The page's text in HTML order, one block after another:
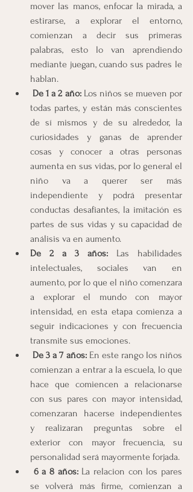
mover las manos, enfocar la mirada, a
estirarse, a explorar el entorno,
comienzan a decir sus primeras
palabras, esto lo van aprendiendo
mediante juegan, cuando sus padres le
hablan.
De 1 a 2 año: Los niños se mueven por
todas partes, y están más conscientes
de sí mismos y de su alrededor, la
curiosidades y ganas de aprender
cosas y conocer a otras personas
aumenta en sus vidas, por lo general el
niño va a querer ser más
independiente y podrá presentar
conductas desafiantes, la imitación es
partes de sus vidas y su capacidad de
análisis va en aumento.
De 2 a 3 años: Las habilidades
intelectuales, sociales van en
aumento, por lo que el niño comenzara
a explorar el mundo con mayor
intensidad, en esta etapa comienza a
seguir indicaciones y con frecuencia
transmite sus emociones.
De 3 a 7 años: En este rango los niños
comienzan a entrar a la escuela, lo que
hace que comiencen a relacionarse
con sus pares con mayor intensidad,
comenzaran hacerse independientes
y realizaran preguntas sobre el
exterior con mayor frecuencia, su
personalidad será mayormente forjada.
6 a 8 años: La relacion con los pares
se volverá más firme, comienzan a